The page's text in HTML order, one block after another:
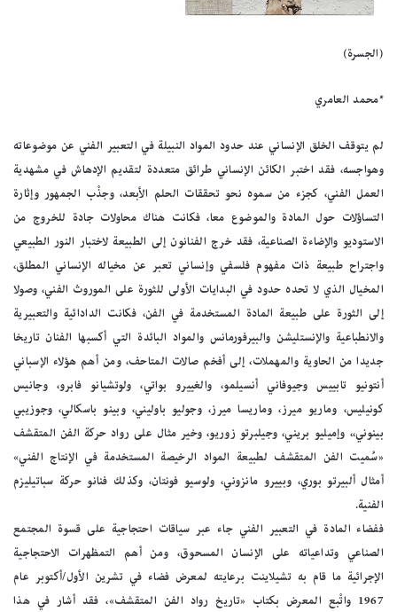
(الجسرة)
*محمد العامري
لم يتوقف الخلق الإنساني عند حدود المواد النبيلة في التعبير الفني عن موضوعاته
وهواجسه، فقد اختبر الكائن الإنساني طرائق متعددة لتقديم الإدهاش في مشهدية
العمل الفني، كجزء من سموه نحو تحققات الحلم الأبعد، وجذْب الجمهور وإثارة
التساؤلات حول المادة والموضوع معا، فكانت هناك محاولات جادة للخروج من
الاستوديو والإضاءة الصناعية، فقد خرج الفنانون إلى الطبيعة لاختبار النور الطبيعي
واجتراح طبيعة ذات مفهوم فلسفي وإنساني تعبر عن مخياله الإنساني المطلق،
المخيال الذي لا تحده حدود في البدايات الأولى للثورة على الموروث الفني، وصولا
إلى الثورة على طبيعة المادة المستخدمة في الفن، فكانت الدادائية والتعبيرية
والانطباعية والإنستليشن والبيرفورمانس والمواد البائدة التي أكسبها الفنان تاريخا
جديدا من الحاوية والمهملات، إلى أفخم صالات المتاحف، ومن أهم هؤلاء الإسباني
أنتونيو تابييس وجيوفاني أنسيلمو، والغييرو بواتي، ولوتشيانو فابرو، وجانيس
كونيليس، وماريو ميرز، وماريسا ميرز، وجوليو باوليني، وبينو باسكالي، وجوزيبي
بينوني،، وإميليو بريني، وجيلبرتو زوريو، وخير مثال على رواد حركة الفن المتقشف
«سُميت الفن المتقشف لطبيعة المواد الرخيصة المستخدمة في الإنتاج الفني»
أمثال ألبيرتو بوري، وبييرو مانزوني، ولوسيو فونتان، وكذلك فنانو حركة سباتيليزم
الفنية.
ففضاء المادة في التعبير الفني جاء عبر سياقات احتجاجية على قسوة المجتمع
الصناعي وتداعياته على الإنسان المسحوق، ومن أهم التمظهرات الاحتجاجية
الإجرائية ما قام به تشيلاينت برعايته لمعرض فضاء في تشرين الأول/أكتوبر عام
1967 واتْبع المعرض بكتاب «تاريخ رواد الفن المتقشف»، فقد أشار في هذا